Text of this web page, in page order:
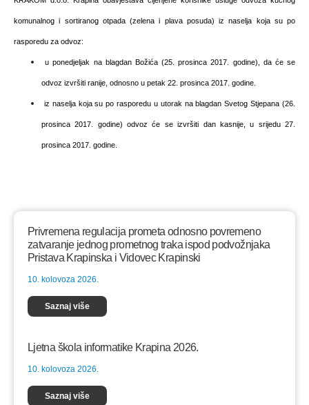
komunalnog i sortiranog otpada (zelena i plava posuda) iz naselja koja su po
rasporedu za odvoz:
u ponedjeljak na blagdan Božića (25. prosinca 2017. godine), da će se
odvoz izvršiti ranije, odnosno u petak 22. prosinca 2017. godine.
iz naselja koja su po rasporedu u utorak na blagdan Svetog Stjepana (26.
prosinca 2017. godine) odvoz će se izvršiti dan kasnije, u srijedu 27.
prosinca 2017. godine.
Privremena regulacija prometa odnosno povremeno
zatvaranje jednog prometnog traka ispod podvožnjaka
Pristava Krapinska i Vidovec Krapinski
10. kolovoza 2026.
Saznaj više
Ljetna škola informatike Krapina 2026.
10. kolovoza 2026.
Saznaj više